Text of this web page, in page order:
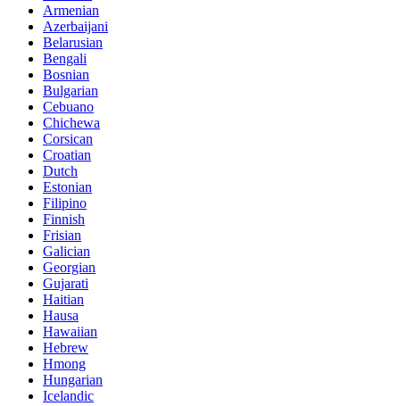
Armenian
Azerbaijani
Belarusian
Bengali
Bosnian
Bulgarian
Cebuano
Chichewa
Corsican
Croatian
Dutch
Estonian
Filipino
Finnish
Frisian
Galician
Georgian
Gujarati
Haitian
Hausa
Hawaiian
Hebrew
Hmong
Hungarian
Icelandic